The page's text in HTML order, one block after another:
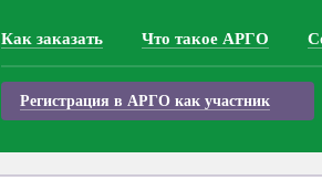
Как заказать Что такое АРГО
Регистрация в АРГО как участник